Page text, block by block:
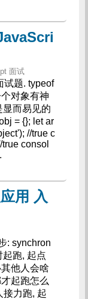
面试
试题. typeof
对象有神
显而易见的
= {}; let ar
//true c
consol
用 入
: synchron
跑, 起点
他人会啥
起跑怎么
接力跑, 起